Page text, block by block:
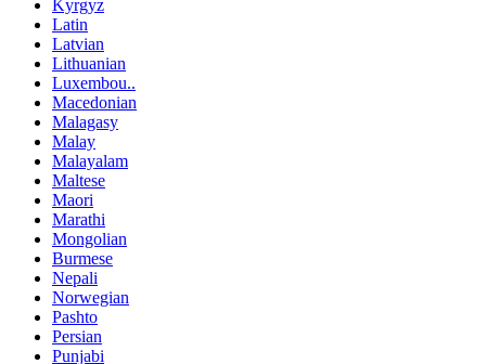
Kyrgyz
Latin
Latvian
Lithuanian
Luxembou..
Macedonian
Malagasy
Malay
Malayalam
Maltese
Maori
Marathi
Mongolian
Burmese
Nepali
Norwegian
Pashto
Persian
Punjabi